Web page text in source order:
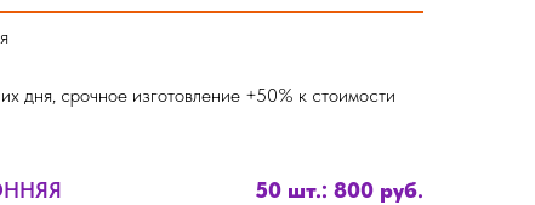
дня, срочное изготовление +50% к стоимости
50 шт.: 800 руб.